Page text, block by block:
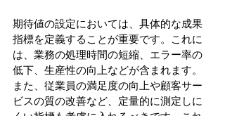
期待値の設定においては、具体的な成果
指標を定義することが重要です。これに
は、業務の処理時間の短縮、エラー率の
低下、生産性の向上などが含まれます。
また、従業員の満足度の向上や顧客サー
ビスの質の改善など、定量的に測定しに